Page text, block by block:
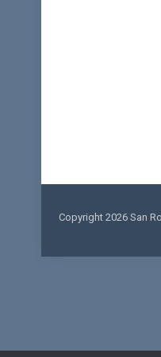
Copyright 2026 San